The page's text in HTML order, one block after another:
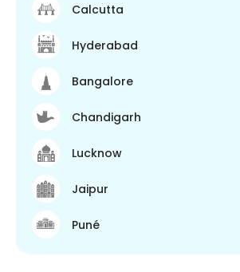
Calcutta
Hyderabad
Bangalore
Chandigarh
Lucknow
Jaipur
Puné